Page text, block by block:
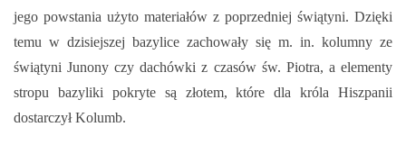
jego powstania użyto materiałów z poprzedniej świątyni. Dzięki
temu w dzisiejszej bazylice zachowały się m. in. kolumny ze
świątyni Junony czy dachówki z czasów św. Piotra, a elementy
stropu bazyliki pokryte są złotem, które dla króla Hiszpanii
dostarczył Kolumb.